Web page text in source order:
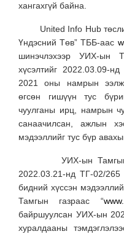
хангахгүй байна.
United Info Hub
Үндэсний Төв” ТББ-аас
шинэчлэхээр УИХ-ын
хүсэлтийг 2022.03.09-
2021 оны намрын
өгсөн гишүүн тус
чуулганы ирц, намрын
санаачилсан, ажлын
мэдээллийг тус бүр
УИХ-ын Тамгын
2022.03.21-нд ТГ-02/265
бидний хүссэн
Тамгын газраас “
байршуулсан УИХ-ын
хуралдааны